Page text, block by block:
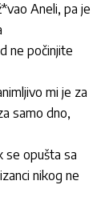
Aneli, pa je
ne počinjite
mi je za
samo dno,
se opušta sa
nikog ne